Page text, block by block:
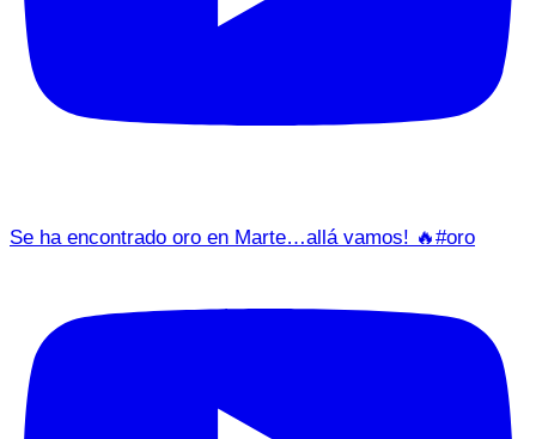
Se ha encontrado oro en Marte…allá vamos! 🔥#oro